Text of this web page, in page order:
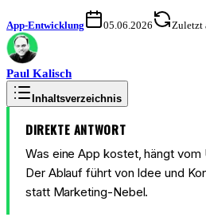
App-Entwicklung 05.06.2026 Zuletzt
Paul Kalisch
Inhaltsverzeichnis
DIREKTE ANTWORT
Was eine App kostet, hängt
Der Ablauf führt von Idee und
statt Marketing-Nebel.